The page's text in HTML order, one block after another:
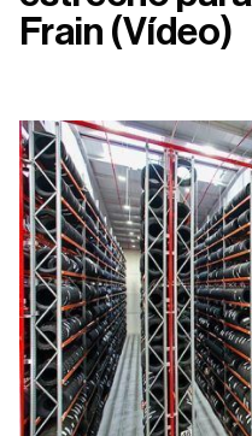
Estanterías
para
Estibas
Shuttle
para
Estibas
Estanterías
Selectivas
Alimentación
y Bebidas
Logística,
Transporte
o 3PL
Empresa
Frain (Vídeo)